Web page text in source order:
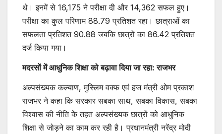
थे। इनमें से 16,175 ने परीक्षा दी और 14,362 सफल हुए।
परीक्षा का कुल परिणाम 88.79 प्रतिशत रहा। छात्राओं का
सफलता प्रतिशत 90.88 जबकि छात्रों का 86.42 प्रतिशत
दर्ज किया गया।
मदरसों में आधुनिक शिक्षा को बढ़ावा दिया जा रहा: राजभर
अल्पसंख्यक कल्याण, मुस्लिम वक्फ एवं हज मंत्री ओम प्रकाश
राजभर ने कहा कि सरकार सबका साथ, सबका विकास, सबका
विश्वास की नीति के तहत अल्पसंख्यक छात्रों को आधुनिक
शिक्षा से जोड़ने का काम कर रही है। प्रधानमंत्री नरेंद्र मोदी